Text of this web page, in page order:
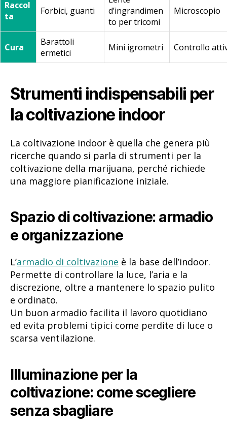
Raccol
ta
Forbici, guanti
d’ingrandimen
to per tricomi
Microscopio
Cura
Barattoli
ermetici
Mini igrometri Controllo
Strumenti indispensabili per
la coltivazione indoor
La coltivazione indoor è quella che genera più
ricerche quando si parla di strumenti per la
coltivazione della marijuana, perché richiede
una maggiore pianificazione iniziale.
Spazio di coltivazione: armadio
e organizzazione
L’armadio di coltivazione è la base dell’indoor.
Permette di controllare la luce, l’aria e la
discrezione, oltre a mantenere lo spazio pulito
e ordinato.
Un buon armadio facilita il lavoro quotidiano
ed evita problemi tipici come perdite di luce o
scarsa ventilazione.
Illuminazione per la
coltivazione: come scegliere
senza sbagliare